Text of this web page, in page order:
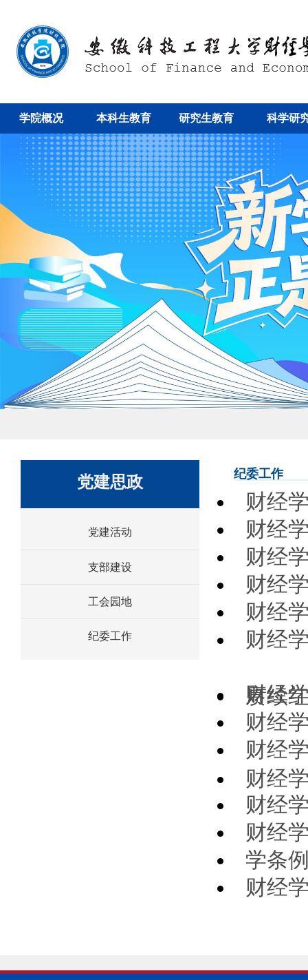
学院概况 本科生教育 研究生教育 科学研
党建思政
党建活动
支部建设
工会园地
纪委工作
纪委工作
财经
财经
财经
财经
财经
财经
赓续
财经
财经
财经
财经
财经
财经
学条
财经